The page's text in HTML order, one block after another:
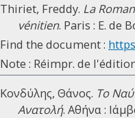
Thiriet, Freddy. La
vénitien. Paris : E. de
Find the document :
Note : Réimpr. de
Κονδύλης, Θάνος. Το
Ανατολή. Αθήνα :